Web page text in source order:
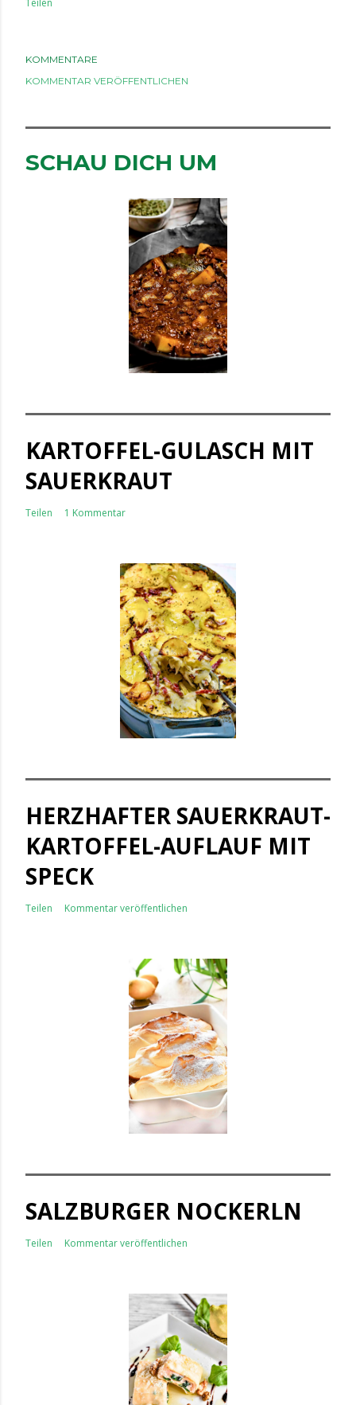
KOMMENTARE
KOMMENTAR VERÖFFENTLICHEN
SCHAU DICH UM
KARTOFFEL-GULASCH MIT
SAUERKRAUT
Teilen 1 Kommentar
HERZHAFTER SAUERKRAUT-
KARTOFFEL-AUFLAUF MIT
SPECK
Teilen Kommentar veröffentlichen
SALZBURGER NOCKERLN
Teilen Kommentar veröffentlichen